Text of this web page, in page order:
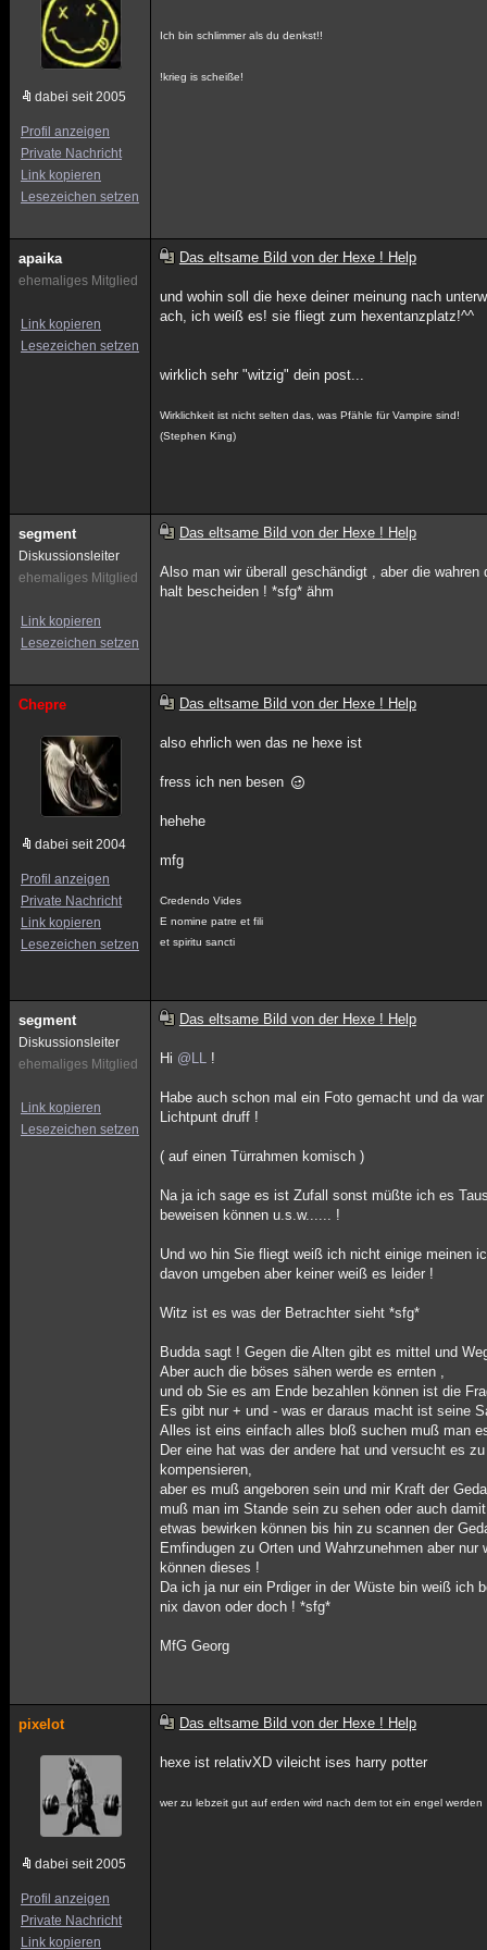
dabei seit 2005
Profil anzeigen
Private Nachricht
Link kopieren
Lesezeichen setzen
Ich bin schlimmer als du denkst!!
!krieg is scheiße!
apaika
ehemaliges Mitglied
Link kopieren
Lesezeichen setzen
Das eltsame Bild von der Hexe ! Help
und wohin soll die hexe deiner meinung nach
ach, ich weiß es! sie fliegt zum hexentanzplatz!^^
wirklich sehr "witzig" dein post...
Wirklichkeit ist nicht selten das, was Pfähle für Vampire sind!
(Stephen King)
segment
Diskussionsleiter
ehemaliges Mitglied
Link kopieren
Lesezeichen setzen
Das eltsame Bild von der Hexe ! Help
Also man wir überall geschändigt , aber die wahren
halt bescheiden ! *sfg* ähm
Chepre
dabei seit 2004
Profil anzeigen
Private Nachricht
Link kopieren
Lesezeichen setzen
Das eltsame Bild von der Hexe ! Help
also ehrlich wen das ne hexe ist
fress ich nen besen
hehehe
mfg
Credendo Vides
E nomine patre et fili
et spiritu sancti
segment
Diskussionsleiter
ehemaliges Mitglied
Link kopieren
Lesezeichen setzen
Das eltsame Bild von der Hexe ! Help
Hi @LL !
Habe auch schon mal ein Foto gemacht und da war
Lichtpunt druff !
( auf einen Türrahmen komisch )
Na ja ich sage es ist Zufall sonst müßte ich es
beweisen können u.s.w...... !
Und wo hin Sie fliegt weiß ich nicht einige meinen
davon umgeben aber keiner weiß es leider !
Witz ist es was der Betrachter sieht *sfg*
Budda sagt ! Gegen die Alten gibt es mittel und
Aber auch die böses sähen werde es ernten ,
und ob Sie es am Ende bezahlen können ist die
Es gibt nur + und - was er daraus macht ist seine
Alles ist eins einfach alles bloß suchen muß man
Der eine hat was der andere hat und versucht es zu
kompensieren,
aber es muß angeboren sein und mir Kraft der
muß man im Stande sein zu sehen oder auch damit
etwas bewirken können bis hin zu scannen der
Emfindugen zu Orten und Wahrzunehmen aber nur
können dieses !
Da ich ja nur ein Prdiger in der Wüste bin weiß ich
nix davon oder doch ! *sfg*
MfG Georg
pixelot
dabei seit 2005
Profil anzeigen
Private Nachricht
Link kopieren
Das eltsame Bild von der Hexe ! Help
hexe ist relativXD vileicht ises harry potter
wer zu lebzeit gut auf erden wird nach dem tot ein engel werden